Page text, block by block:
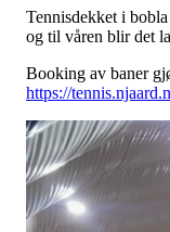
Tennisdekket i
og til våren blir det
Booking av baner
https://